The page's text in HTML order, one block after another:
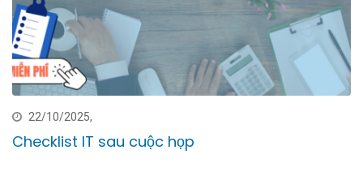
22/10/2025,
Checklist IT sau cuộc họp